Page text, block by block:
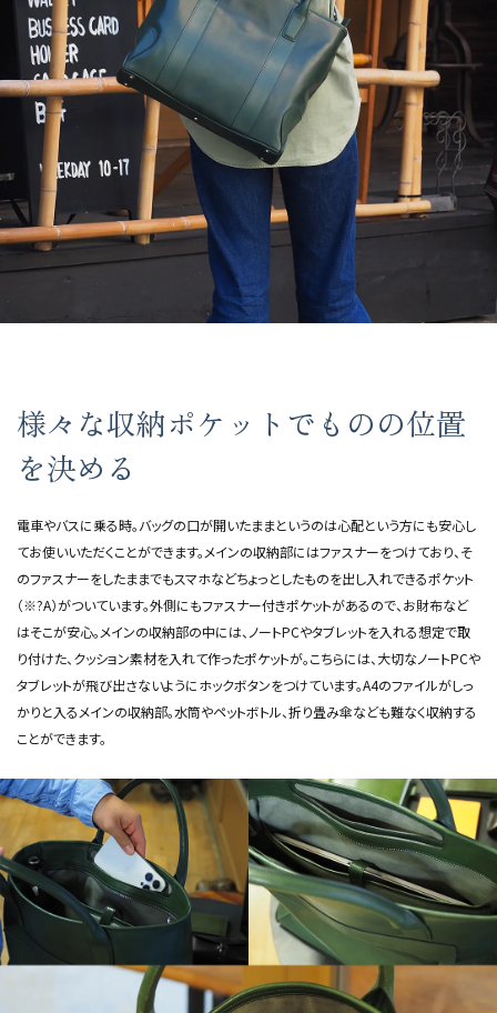
様々な収納ポケットでものの位置
を決める
電車やバスに乗る時。バッグの口が開いたままというのは心配という方にも安心し
てお使いいただくことができます。メインの収納部にはファスナーをつけており、そ
のファスナーをしたままでもスマホなどちょっとしたものを出し入れできるポケット
（※?A）がついています。外側にもファスナー付きポケットがあるので、お財布など
はそこが安心。メインの収納部の中には、ノートPCやタブレットを入れる想定で取
り付けた、クッション素材を入れて作ったポケットが。こちらには、大切なノートPCや
タブレットが飛び出さないようにホックボタンをつけています。A4のファイルがしっ
かりと入るメインの収納部。水筒やペットボトル、折り畳み傘なども難なく収納する
ことができます。